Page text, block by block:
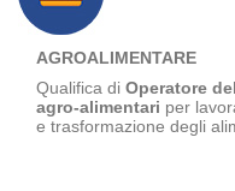
AGROALIMENTARE
Qualifica di Operatore
agro-alimentari per
e trasformazione degli